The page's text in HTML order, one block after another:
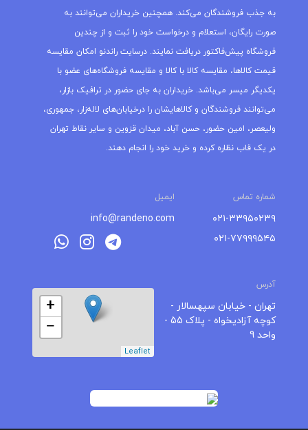
به جذب فروشندگان می‌کند. همچنین خریداران می‌توانند به
صورت رایگان، استعلام و درخواست خود را ثبت و از چندین
فروشگاه پیش‌فاکتور دریافت نمایند. درسایت راندنو امکان مقایسه
قیمت کالاها، مقایسه کالا با کالا و مقایسه فروشگاه‌های عضو با
یکدیگر میسر می‌باشد. خریداران به جای حضور در ترافیک بازار،
می‌توانند فروشندگان و کالاهایشان را درخیابان‌های لاله‌زار، جمهوری،
ولیعصر، امین حضور، حسن آباد، میدان قزوین و سایر نقاط تهران
در یک قاب نظاره کرده و خرید خود را انجام دهند.
شماره تماس ایمیل
۰۲۱-۳۳۹۵۰۲۳۹
۰۲۱-۷۷۹۹۹۵۴۵
info@randeno.com
آدرس
تهران - خیابان سپهسالار -
کوچه آزادیخواه - پلاک 55 -
واحد 9
+
−
Leaflet